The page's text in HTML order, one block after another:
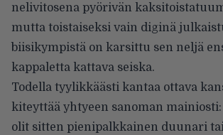
nelivitosena pyörivän
mutta toistaiseksi vain diginä
biisikympistä on karsittu sen neljä
kappaletta kattava seiska.
Todella tyylikkäästi kantaa ottava
kiteyttää yhtyeen sanoman
olit sitten pienipalkkainen duunari